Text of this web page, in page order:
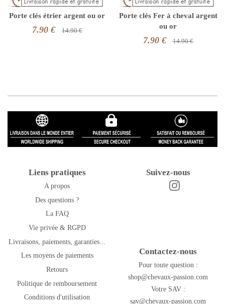
Porte clés étrier argent ou or
7.90 € 14.90 €
Porte clés Fer à cheval argent
ou or
7.90 € 14.90 €
Liens pratiques
A propos
Des questions ?
La FAQ
Vie privée & RGPD
Livraisons, paiements, garanties...
Les moyens de paiements
Retours
Politique de remboursement
Conditions d'utilisation
Suivez-nous
FacebookInstagram
Contactez-nous
Pour toute question :
shop@chevaux-passion.com
Votre SAV :
sav@chevaux-passion.com